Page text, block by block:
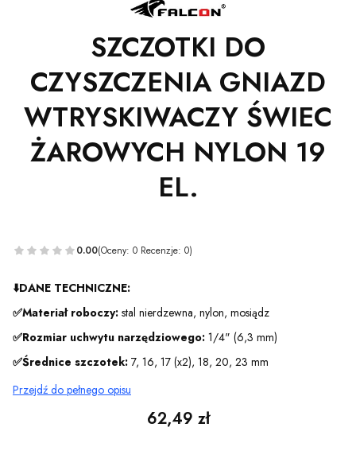
SZCZOTKI DO
CZYSZCZENIA GNIAZD
WTRYSKIWACZY ŚWIEC
ŻAROWYCH NYLON 19
EL.
0.00(Oceny: 0 Recenzje: 0)
⬇️DANE TECHNICZNE:
✅Materiał roboczy: stal nierdzewna, nylon, mosiądz
✅Rozmiar uchwytu narzędziowego: 1/4" (6,3 mm)
✅Średnice szczotek: 7, 16, 17 (x2), 18, 20, 23 mm
Przejdź do pełnego opisu
Cena
62,49 zł